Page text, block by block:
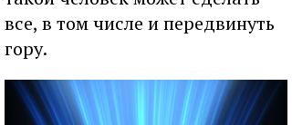
все, в том числе и передвинуть
гору.